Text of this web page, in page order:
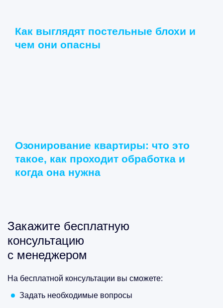
Как выглядят постельные блохи и
чем они опасны
Озонирование квартиры: что это
такое, как проходит обработка и
когда она нужна
Закажите бесплатную
консультацию
с менеджером
На бесплатной консультации вы сможете:
Задать необходимые вопросы